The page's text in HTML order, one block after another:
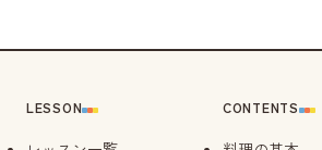
LESSON CONTENTS